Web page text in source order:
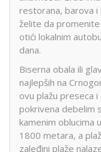
restorana, barova i
želite da
otići lokalnim
dana.
Biserna obala ili
najlepših na
ovu plažu preseca
pokrivena debelim
kamenim oblucima
1800 metara, a
zaleđini plaže